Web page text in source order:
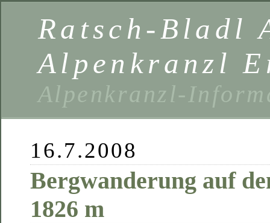
Ratsch-Bladl
Alpenkranzl
Alpenkranzl-
16.7.2008
Bergwanderung auf
1826 m